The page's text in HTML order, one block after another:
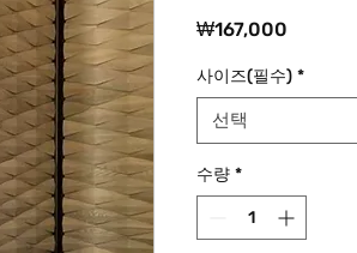
₩167,000
사이즈(필수) *
선택
수량 *